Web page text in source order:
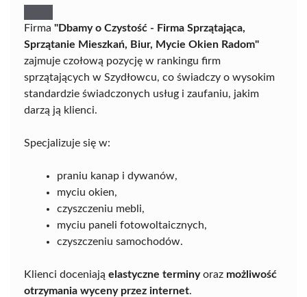
Firma "Dbamy o Czystość - Firma Sprzątająca,
Sprzątanie Mieszkań, Biur, Mycie Okien Radom"
zajmuje czołową pozycję w rankingu firm
sprzątających w Szydłowcu, co świadczy o wysokim
standardzie świadczonych usług i zaufaniu, jakim
darzą ją klienci.
Specjalizuje się w:
praniu kanap i dywanów,
myciu okien,
czyszczeniu mebli,
myciu paneli fotowoltaicznych,
czyszczeniu samochodów.
Klienci doceniają elastyczne terminyoraz możliwość
otrzymania wyceny przez internet.